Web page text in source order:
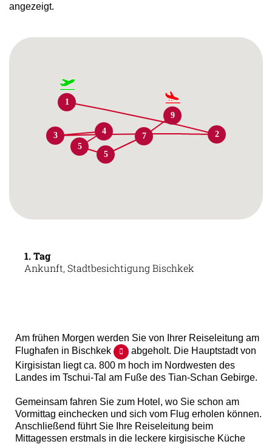
angezeigt.
1
2
3
4
5
5
7
9
1. Tag
Ankunft, Stadtbesichtigung Bischkek
Am frühen Morgen werden Sie von Ihrer Reiseleitung am
Flughafen in Bischkek
abgeholt. Die Hauptstadt von
Kirgisistan liegt ca. 800 m hoch im Nordwesten des
Landes im Tschui-Tal am Fuße des Tian-Schan Gebirge.
Gemeinsam fahren Sie zum Hotel, wo Sie schon am
Vormittag einchecken und sich vom Flug erholen können.
Anschließend führt Sie Ihre Reiseleitung beim
Mittagessen erstmals in die leckere kirgisische Küche